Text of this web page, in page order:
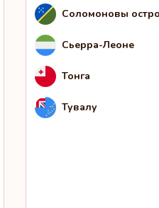
Соломоновы
Сьерра-Леоне
Тонга
Тувалу